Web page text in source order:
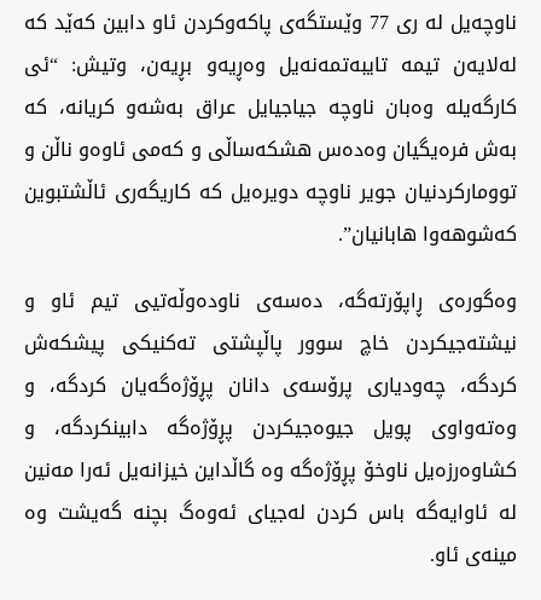
ناوچەیل لە ری 77 وێستگەی پاکەوکردن ئاو دابین کەێد کە
لەلایەن تیمە تایبەتمەنەیل وەڕیەو بڕیەن، وتیش: “ئی
کارگەیلە وەبان ناوچە جیاجیایل عراق بەشەو کریانە، کە
بەش فرەیگیان وەدەس هشکەساڵی و کەمی ئاوەو ناڵن و
توومارکردنیان جویر ناوچە دویرەیل کە کاریگەری ئاڵشتبوین
کەشوهەوا هابانیان”.
وەگورەی ڕاپۆرتەگە، دەسەی ناودەوڵەتیی تیم ئاو و
نیشتەجیکردن خاچ سوور پاڵپشتی تەکنیکی پیشکەش
کردگە، چەودیاری پرۆسەی دانان پڕۆژەگەیان کردگە، و
وەتەواوی پویل جیوەجیکردن پڕۆژەگە دابینکردگە، و
کشاوەرزەیل ناوخۆ پڕۆژەگە وە گاڵداین خیزانەیل ئەرا مەنین
لە ئاوایەگە باس کردن لەجیای ئەوەگ بچنە گەیشت وە
مینەی ئاو.